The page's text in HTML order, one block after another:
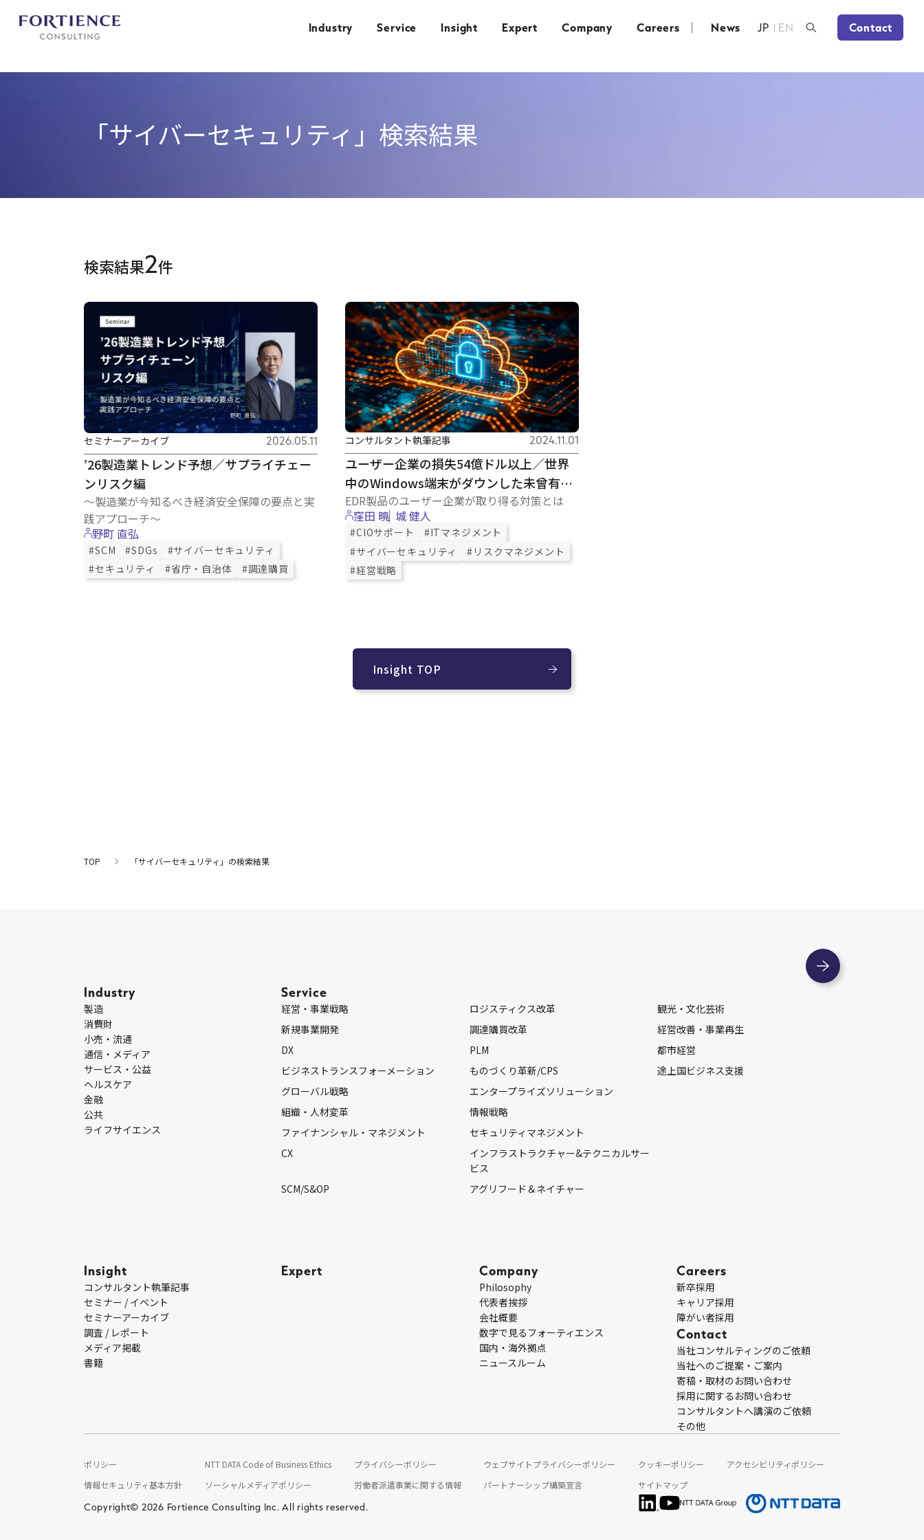
Industry Service Insight Expert Company Careers News EN
JP Contact
「サイバーセキュリティ」 検索結果
検索結果2件
’26製造業トレンド予想／サプライチェー
ンリスク編
〜製造業が今知るべき経済安全保障の要点と実
践アプローチ〜
セミナーアーカイブ 2026.05.11
野町 直弘
#SCM #SDGs
#サイバーセキュリティ
#セキュリティ
#省庁・自治体 #調達購買
ユーザー企業の損失54億ドル以上／世界
中のWindows端末がダウンした未曾有の
障害から考えるサイバーセキュリティ製
品利用のリスクマネジメント
EDR製品のユーザー企業が取り得る対策とは
コンサルタント執筆記事 2024.11.01
窪田 曉 城 健人
#CIOサポート
#ITマネジメント
#サイバーセキュリティ
#リスクマネジメント
#経営戦略
Insight TOP
TOP 「サイバーセキュリティ」の検索結果
Industry
製造
消費財
小売・流通
通信・メディア
サービス・公益
ヘルスケア
金融
公共
ライフサイエンス
Service
経営・事業戦略
新規事業開発
DX
ビジネストランスフォーメーション
グローバル戦略
組織・人材変革
ファイナンシャル・マネジメント
CX
SCM/S&OP
ロジスティクス改革
調達購買改革
PLM
ものづくり革新/CPS
エンタープライズソリューション
情報戦略
セキュリティマネジメント
インフラストラクチャー&テクニカルサー
ビス
アグリフード＆ネイチャー
観光・文化芸術
経営改善・事業再生
都市経営
途上国ビジネス支援
Insight
コンサルタント執筆記事
セミナー / イベント
セミナーアーカイブ
調査 / レポート
メディア掲載
書籍
Expert Company
Philosophy
代表者挨拶
会社概要
数字で見るフォーティエンス
国内・海外拠点
ニュースルーム
Careers
新卒採用
キャリア採用
障がい者採用
Contact
当社コンサルティングのご依頼
当社へのご提案・ご案内
寄稿・取材のお問い合わせ
採用に関するお問い合わせ
コンサルタントへ講演のご依頼
その他
ポリシー NTT DATA Code of Business Ethics プライバシーポリシー ウェブサイトプライバシーポリシー クッキーポリシー
アクセシビリティポリシー
情報セキュリティ基本方針
ソーシャルメディアポリシー 労働者派遣事業に関する情報 パートナーシップ構築宣言
サイトマップ
Copyright© 2026 Fortience Consulting Inc. All rights reserved.